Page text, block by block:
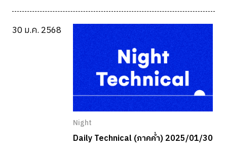
30 ม.ค. 2568
Night
Daily Technical (ภาคค่ำ) 2025/01/30